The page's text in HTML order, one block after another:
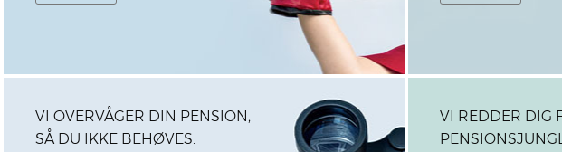
VI OVERVÅGER DIN PENSION,
SÅ DU IKKE BEHØVES.
VI REDDER DIG